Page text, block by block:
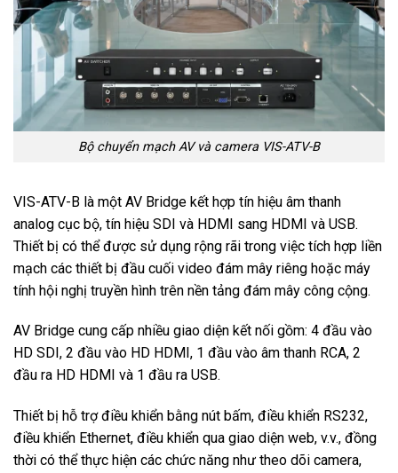
Bộ chuyển mạch AV và camera VIS-ATV-B
VIS-ATV-B là một AV Bridge kết hợp tín hiệu âm thanh
analog cục bộ, tín hiệu SDI và HDMI sang HDMI và USB.
Thiết bị có thể được sử dụng rộng rãi trong việc tích hợp liền
mạch các thiết bị đầu cuối video đám mây riêng hoặc máy
tính hội nghị truyền hình trên nền tảng đám mây công cộng.
AV Bridge cung cấp nhiều giao diện kết nối gồm: 4 đầu vào
HD SDI, 2 đầu vào HD HDMI, 1 đầu vào âm thanh RCA, 2
đầu ra HD HDMI và 1 đầu ra USB.
Thiết bị hỗ trợ điều khiển bằng nút bấm, điều khiển RS232,
điều khiển Ethernet, điều khiển qua giao diện web, v.v., đồng
thời có thể thực hiện các chức năng như theo dõi camera,